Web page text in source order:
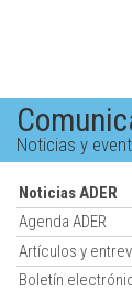
Noticias y
Noticias ADER
Agenda ADER
Artículos y
Boletín